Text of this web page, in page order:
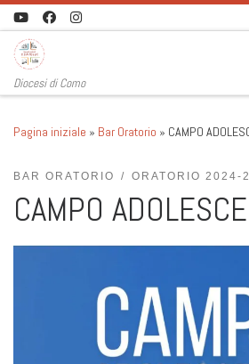
Passa al contenuto
Diocesi di Como
Pagina iniziale » Bar Oratorio » CAMPO
BAR ORATORIO ORATORIO 2024-
CAMPO